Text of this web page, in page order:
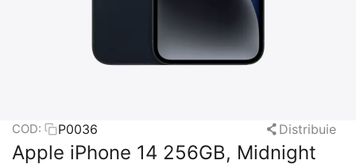
COD: P0036 Distribuie
Apple iPhone 14 256GB, Midnight